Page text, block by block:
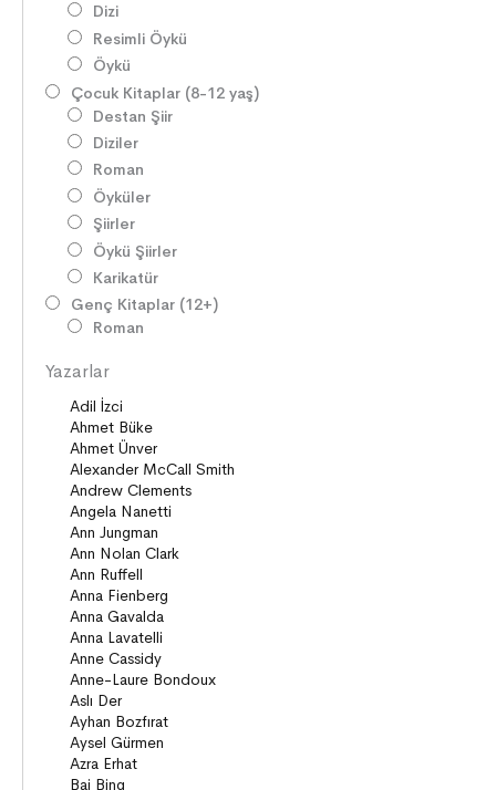
Dizi
Resimli Öykü
Öykü
Çocuk Kitaplar (8-12 yaş)
Destan Şiir
Diziler
Roman
Öyküler
Şiirler
Öykü Şiirler
Karikatür
Genç Kitaplar (12+)
Roman
Öyküler
Şiirler
Deneme
Anlatı
Seçki
Köprü Kitaplar (10+)
Roman
Öyküler
Anlatı
ON8 (15+)
Roman
Diziler
Öyküler
Anlatı
Gizemli Maceralar Koleksiyonu
Diziler
Yazarlar